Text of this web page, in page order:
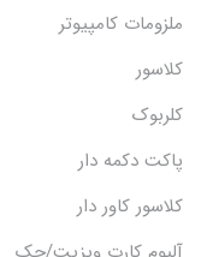
ملزومات کامپیوتر
کلاسور
کلربوک
پاکت دکمه دار
کلاسور کاور دار